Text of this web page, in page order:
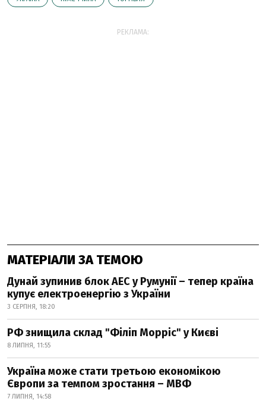
РЕКЛАМА:
МАТЕРІАЛИ ЗА ТЕМОЮ
Дунай зупинив блок АЕС у Румунії – тепер країна
купує електроенергію з України
3 СЕРПНЯ, 18:20
РФ знищила склад "Філіп Морріс" у Києві
8 ЛИПНЯ, 11:55
Україна може стати третьою економікою
Європи за темпом зростання – МВФ
7 ЛИПНЯ, 14:58